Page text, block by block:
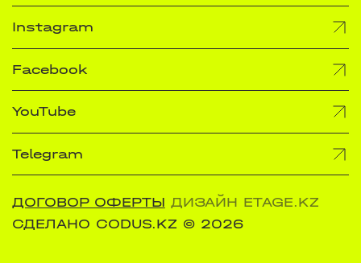
Instagram
Facebook
YouTube
Telegram
ДОГОВОР ОФЕРТЫ ДИЗАЙН ETAGE.KZ
СДЕЛАНО CODUS.KZ © 2026